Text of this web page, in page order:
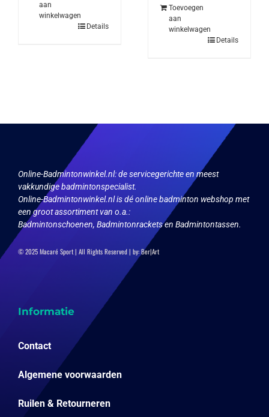
aan
winkelwagen
Details
Toevoegen
aan
winkelwagen
Details
Online-Badmintonwinkel.nl:de servicegerichte en meest
vakkundige badmintonspecialist.
Online-Badmintonwinkel.nl is dé online badminton webshop met
een groot assortiment van o.a.:
Badmintonschoenen, Badmintonrackets en Badmintontassen.
© 2025 Macaré Sport | All Rights Reserved | by:Ber|Art
Informatie
Contact
Algemene voorwaarden
Ruilen & Retourneren